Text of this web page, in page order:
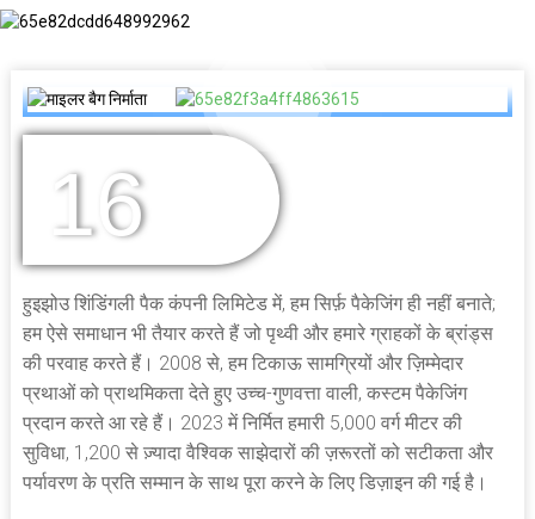
16
हुइझोउ शिंडिंगली पैक कंपनी लिमिटेड में, हम सिर्फ़ पैकेजिंग ही नहीं बनाते;
हम ऐसे समाधान भी तैयार करते हैं जो पृथ्वी और हमारे ग्राहकों के ब्रांड्स
की परवाह करते हैं। 2008 से, हम टिकाऊ सामग्रियों और ज़िम्मेदार
प्रथाओं को प्राथमिकता देते हुए उच्च-गुणवत्ता वाली, कस्टम पैकेजिंग
प्रदान करते आ रहे हैं। 2023 में निर्मित हमारी 5,000 वर्ग मीटर की
सुविधा, 1,200 से ज़्यादा वैश्विक साझेदारों की ज़रूरतों को सटीकता और
पर्यावरण के प्रति सम्मान के साथ पूरा करने के लिए डिज़ाइन की गई है।